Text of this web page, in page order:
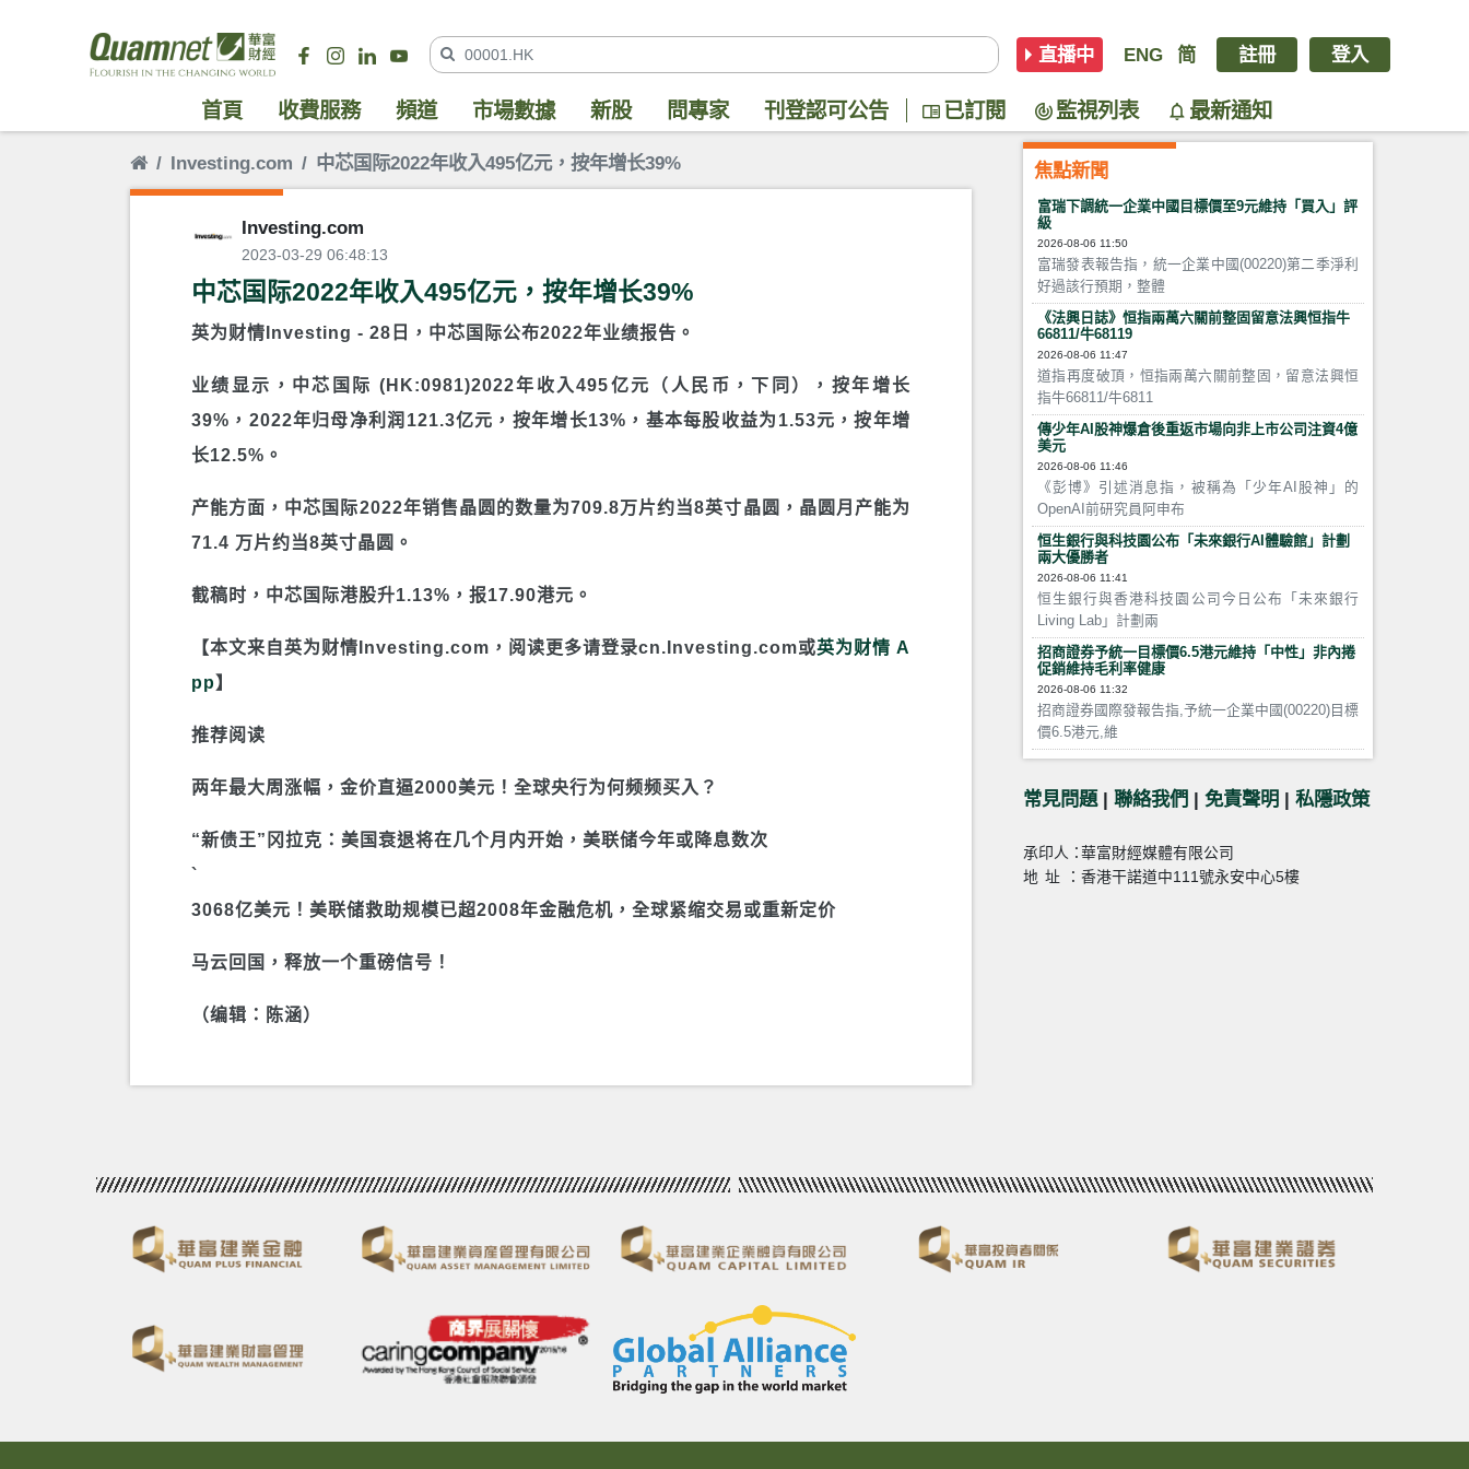
直播中 ENG 简 註冊 登入
首頁 收費服務 頻道 市場數據 新股 問專家 刊登認可公告 已訂閱 監視列表 最新通知
Investing.com 中芯国际2022年收入495亿元，按年增长39%
Investing.com
2023-03-29 06:48:13
中芯国际2022年收入495亿元，按年增长39%
英为财情Investing - 28日，中芯国际公布2022年业绩报告。
业绩显示，中芯国际 (HK:0981)2022年收入495亿元（人民币，下同），按年增长
39%，2022年归母净利润121.3亿元，按年增长13%，基本每股收益为1.53元，按年增
长12.5%。
产能方面，中芯国际2022年销售晶圆的数量为709.8万片约当8英寸晶圆，晶圆月产能为
71.4 万片约当8英寸晶圆。
截稿时，中芯国际港股升1.13%，报17.90港元。
【本文来自英为财情Investing.com，阅读更多请登录cn.Investing.com或英为财情 A
pp】
推荐阅读
两年最大周涨幅，金价直逼2000美元！全球央行为何频频买入？
“新债王”冈拉克：美国衰退将在几个月内开始，美联储今年或降息数次
`
3068亿美元！美联储救助规模已超2008年金融危机，全球紧缩交易或重新定价
马云回国，释放一个重磅信号！
（编辑：陈涵）
焦點新聞
富瑞下調統一企業中國目標價至9元維持「買入」評
級
2026-08-06 11:50
富瑞發表報告指，統一企業中國(00220)第二季淨利
好過該行預期，整體
《法興日誌》恒指兩萬六關前整固留意法興恒指牛
66811/牛68119
2026-08-06 11:47
道指再度破頂，恒指兩萬六關前整固，留意法興恒
指牛66811/牛6811
傳少年AI股神爆倉後重返市場向非上市公司注資4億
美元
2026-08-06 11:46
《彭博》引述消息指，被稱為「少年AI股神」的
OpenAI前研究員阿申布
恒生銀行與科技園公布「未來銀行AI體驗館」計劃
兩大優勝者
2026-08-06 11:41
恒生銀行與香港科技園公司今日公布「未來銀行
Living Lab」計劃兩
招商證券予統一目標價6.5港元維持「中性」非內捲
促銷維持毛利率健康
2026-08-06 11:32
招商證券國際發報告指,予統一企業中國(00220)目標
價6.5港元,維
常見問題 | 聯絡我們 | 免責聲明 | 私隱政策
承印人：華富財經媒體有限公司
地址：香港干諾道中111號永安中心5樓